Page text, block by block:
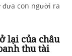
đưa con người ra
lại của châu
thu tài